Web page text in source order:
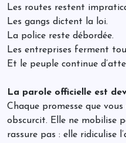
Les routes restent
Les gangs dictent la loi.
La police reste débordée.
Les entreprises ferment
Et le peuple continue
La parole officielle est
Chaque promesse que
obscurcit. Elle ne mobilise
rassure pas : elle ridiculise